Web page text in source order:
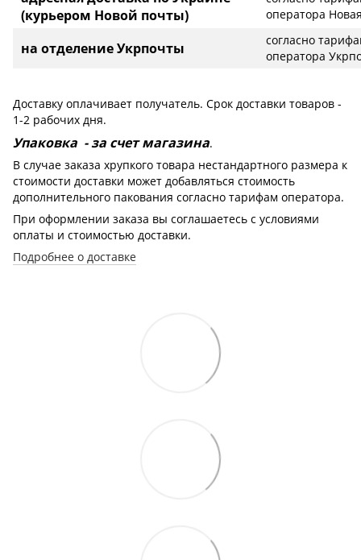
(курьером Новой почты)
оператора
на отделение Укрпочты
согласно
оператора
Доставку оплачивает получатель. Срок доставки товаров -
1-2 рабочих дня.
Упаковка - за счет магазина.
В случае заказа хрупкого товара нестандартного размера к
стоимости доставки может добавляться стоимость
дополнительного пакования согласно тарифам оператора.
При оформлении заказа вы соглашаетесь с условиями
оплаты и стоимостью доставки.
Подробнее о доставке